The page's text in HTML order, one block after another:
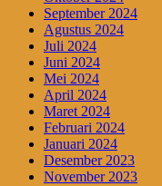
September 2024
Agustus 2024
Juli 2024
Juni 2024
Mei 2024
April 2024
Maret 2024
Februari 2024
Januari 2024
Desember 2023
November 2023